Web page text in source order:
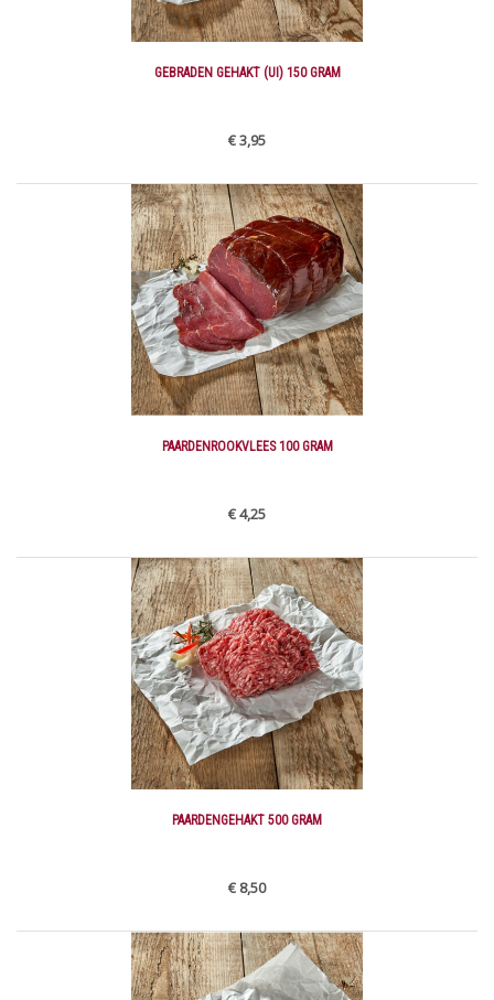
GEBRADEN GEHAKT (UI) 150 GRAM
€ 3,95
PAARDENROOKVLEES 100 GRAM
€ 4,25
PAARDENGEHAKT 500 GRAM
€ 8,50